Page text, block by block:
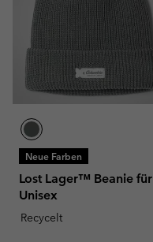
Neue Farben
Lost Lager™ Beanie für
Unisex
Recycelt